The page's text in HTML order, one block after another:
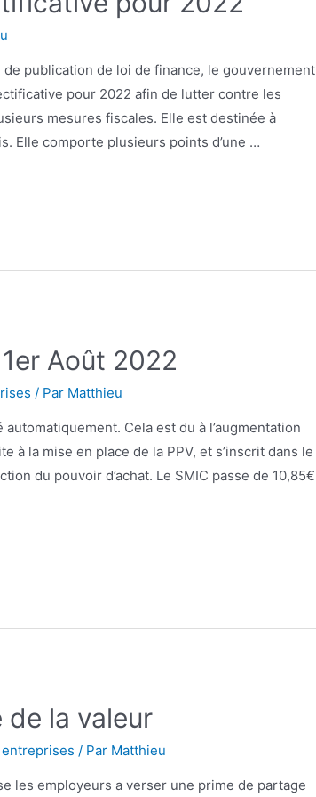
publication de loi de finance, le gouvernement
pour 2022 afin de lutter contre les
mesures fiscales. Elle est destinée à
Elle comporte plusieurs points d’une …
Août 2022
/ Par Matthieu
Cela est du à l’augmentation
à la mise en place de la PPV, et s’inscrit dans le
du pouvoir d’achat. Le SMIC passe de 10,85€
de la valeur
/ Par Matthieu
les employeurs a verser une prime de partage